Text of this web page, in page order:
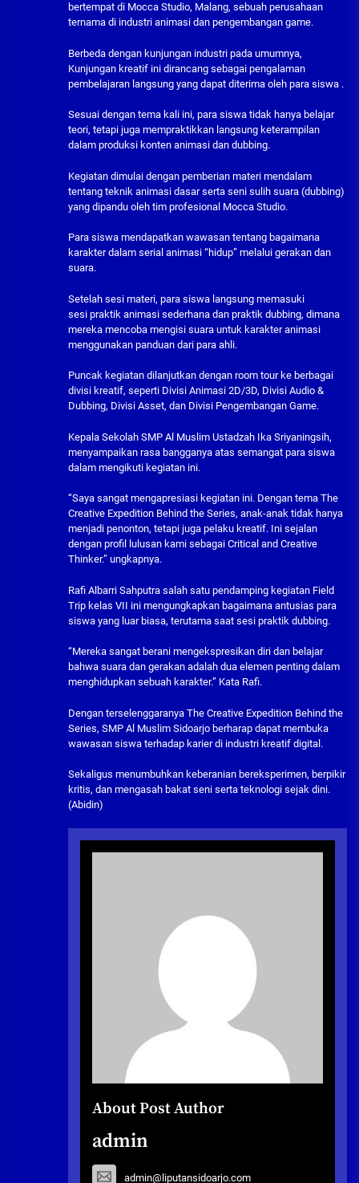
bertempat di Mocca Studio, Malang, sebuah perusahaan
ternama di industri animasi dan pengembangan game.
Berbeda dengan kunjungan industri pada umumnya,
Kunjungan kreatif ini dirancang sebagai pengalaman
pembelajaran langsung yang dapat diterima oleh para siswa .
Sesuai dengan tema kali ini, para siswa tidak hanya belajar
teori, tetapi juga mempraktikkan langsung keterampilan
dalam produksi konten animasi dan dubbing.
Kegiatan dimulai dengan pemberian materi mendalam
tentang teknik animasi dasar serta seni sulih suara (dubbing)
yang dipandu oleh tim profesional Mocca Studio.
Para siswa mendapatkan wawasan tentang bagaimana
karakter dalam serial animasi “hidup” melalui gerakan dan
suara.
Setelah sesi materi, para siswa langsung memasuki
sesi praktik animasi sederhana dan praktik dubbing, dimana
mereka mencoba mengisi suara untuk karakter animasi
menggunakan panduan dari para ahli.
Puncak kegiatan dilanjutkan dengan room tour ke berbagai
divisi kreatif, seperti Divisi Animasi 2D/3D, Divisi Audio &
Dubbing, Divisi Asset, dan Divisi Pengembangan Game.
Kepala Sekolah SMP Al Muslim Ustadzah Ika Sriyaningsih,
menyampaikan rasa bangganya atas semangat para siswa
dalam mengikuti kegiatan ini.
“Saya sangat mengapresiasi kegiatan ini. Dengan tema The
Creative Expedition Behind the Series, anak-anak tidak hanya
menjadi penonton, tetapi juga pelaku kreatif. Ini sejalan
dengan profil lulusan kami sebagai Critical and Creative
Thinker.” ungkapnya.
Rafi Albarri Sahputra salah satu pendamping kegiatan Field
Trip kelas VII ini mengungkapkan bagaimana antusias para
siswa yang luar biasa, terutama saat sesi praktik dubbing.
“Mereka sangat berani mengekspresikan diri dan belajar
bahwa suara dan gerakan adalah dua elemen penting dalam
menghidupkan sebuah karakter.” Kata Rafi.
Dengan terselenggaranya The Creative Expedition Behind the
Series, SMP Al Muslim Sidoarjo berharap dapat membuka
wawasan siswa terhadap karier di industri kreatif digital.
Sekaligus menumbuhkan keberanian bereksperimen, berpikir
kritis, dan mengasah bakat seni serta teknologi sejak dini.
(Abidin)
About Post Author
admin
admin@liputansidoarjo.com